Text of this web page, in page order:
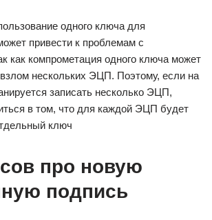
одного ключа для
привести к проблемам с
как компрометация одного ключа может
нескольких ЭЦП. Поэтому, если на
записать несколько ЭЦП,
в том, что для каждой ЭЦП будет
ключ
про новую
подпись